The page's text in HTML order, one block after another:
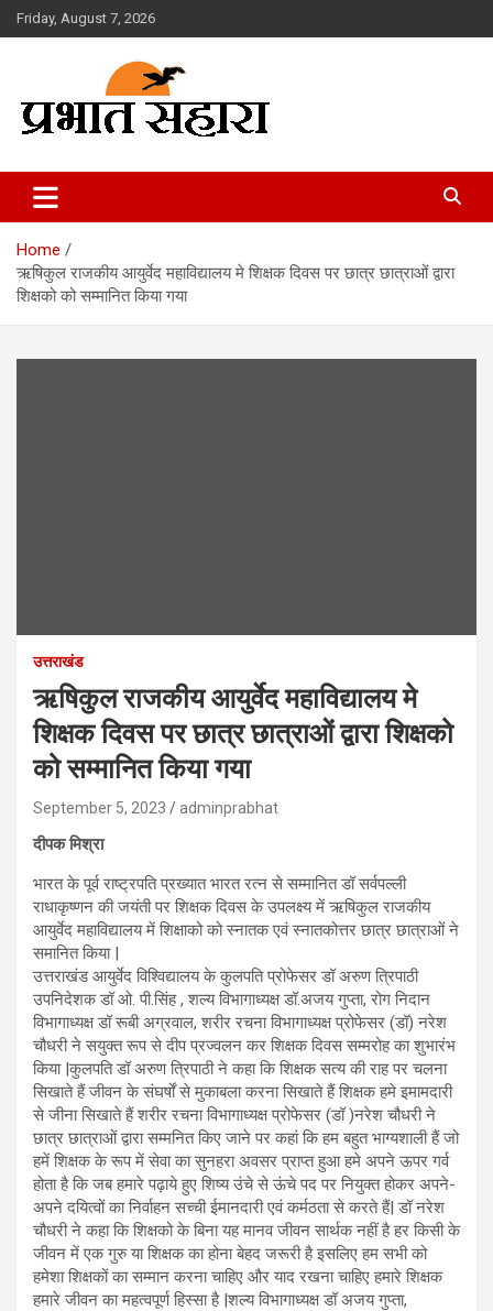
Skip
to
Friday, August 7, 2026
Prabhat Sahara
Home
ऋषिकुल राजकीय आयुर्वेद महाविद्यालय मे शिक्षक दिवस पर छात्र छात्राओं द्वारा
शिक्षको को सम्मानित किया गया
उत्तराखंड
ऋषिकुल राजकीय आयुर्वेद महाविद्यालय मे
शिक्षक दिवस पर छात्र छात्राओं द्वारा शिक्षको
को सम्मानित किया गया
September 5, 2023 adminprabhat
दीपक मिश्रा
भारत के पूर्व राष्ट्रपति प्रख्यात भारत रत्न से सम्मानित डॉ सर्वपल्ली
राधाकृष्णन की जयंती पर शिक्षक दिवस के उपलक्ष्य में ऋषिकुल राजकीय
आयुर्वेद महाविद्यालय में शिक्षाको को स्नातक एवं स्नातकोत्तर छात्र छात्राओं ने
समानित किया |
उत्तराखंड आयुर्वेद विश्विद्यालय के कुलपति प्रोफेसर डॉ अरुण त्रिपाठी
उपनिदेशक डॉ ओ. पी.सिंह , शल्य विभागाध्यक्ष डॉ.अजय गुप्ता, रोग निदान
विभागाध्यक्ष डॉ रूबी अग्रवाल, शरीर रचना विभागाध्यक्ष प्रोफेसर (डॉ) नरेश
चौधरी ने सयुक्त रूप से दीप प्रज्वलन कर शिक्षक दिवस सम्मरोह का शुभारंभ
किया |कुलपति डॉ अरुण त्रिपाठी ने कहा कि शिक्षक सत्य की राह पर चलना
सिखाते हैं जीवन के संघर्षों से मुकाबला करना सिखाते हैं शिक्षक हमे इमामदारी
से जीना सिखाते हैं शरीर रचना विभागाध्यक्ष प्रोफेसर (डॉ )नरेश चौधरी ने
छात्र छात्राओं द्वारा सम्मनित किए जाने पर कहां कि हम बहुत भाग्यशाली हैं जो
हमें शिक्षक के रूप में सेवा का सुनहरा अवसर प्राप्त हुआ हमे अपने ऊपर गर्व
होता है कि जब हमारे पढ़ाये हुए शिष्य उंचे से ऊंचे पद पर नियुक्‍त होकर अपने-
अपने दयित्वों का निर्वाहन सच्ची ईमानदारी एवं कर्मठता से करते हैं| डॉ नरेश
चौधरी ने कहा कि शिक्षको के बिना यह मानव जीवन सार्थक नहीं है हर किसी के
जीवन में एक गुरु या शिक्षक का होना बेहद जरूरी है इसलिए हम सभी को
हमेशा शिक्षकों का सम्मान करना चाहिए और याद रखना चाहिए हमारे शिक्षक
हमारे जीवन का महत्वपूर्ण हिस्सा है |शल्य विभागाध्यक्ष डॉ अजय गुप्ता,